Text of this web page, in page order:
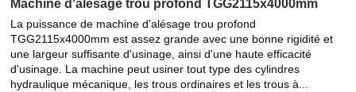
Machine d'alésage trou profond TGG2115x4000mm
La puissance de machine d'alésage trou profond
TGG2115x4000mm est assez grande avec une bonne rigidité et
une largeur suffisante d'usinage, ainsi d'une haute efficacité
d'usinage. La machine peut usiner tout type des cylindres
hydraulique mécanique, les trous ordinaires et les trous à...